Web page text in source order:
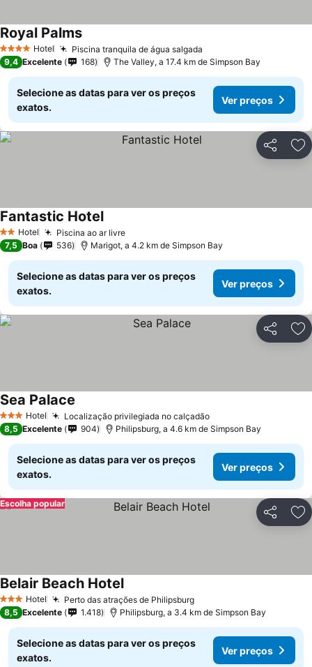
4 EstrelasHotel Piscina tranquila de água salgada
Royal Palms
9,4 Excelente 168 The Valley, a 17.4 km de Simpson Bay
Selecione as datas para ver os preços
exatos.
Ver preços
Partilhar
2 Estrelas
Hotel Piscina ao ar livre
Fantastic Hotel
7,5 Boa 536 Marigot, a 4.2 km de Simpson Bay
Selecione as datas para ver os preços
exatos.
Ver preços
Partilhar
3 EstrelasHotel Localização privilegiada no calçadão
Sea Palace
8,5 Excelente 904 Philipsburg, a 4.6 km de Simpson Bay
Selecione as datas para ver os preços
exatos.
Ver preços
Partilhar
Escolha popular
3 EstrelasHotel Perto das atrações de Philipsburg
Belair Beach Hotel
8,5 Excelente 1.418 Philipsburg, a 3.4 km de Simpson Bay
Selecione as datas para ver os preços
exatos.
Ver preços